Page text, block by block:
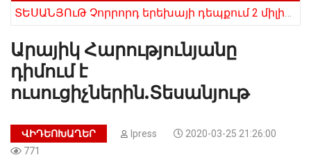
Արայիկ Հարությունյանը
դիմում է
ուսուցիչներին.Տեսանյութ
ՎԻԴԵՈԽԱՂԵՐ Ipress
2020-03-25 21:26:00
771